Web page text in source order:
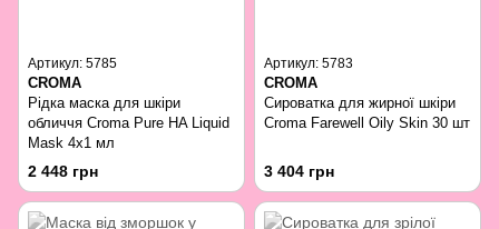
Артикул: 5785
CROMA
Рідка маска для шкіри
обличчя Croma Pure HA Liquid
Mask 4x1 мл
2 448 грн
Артикул: 5783
CROMA
Сироватка для жирної шкіри
Croma Farewell Oily Skin 30 шт
3 404 грн